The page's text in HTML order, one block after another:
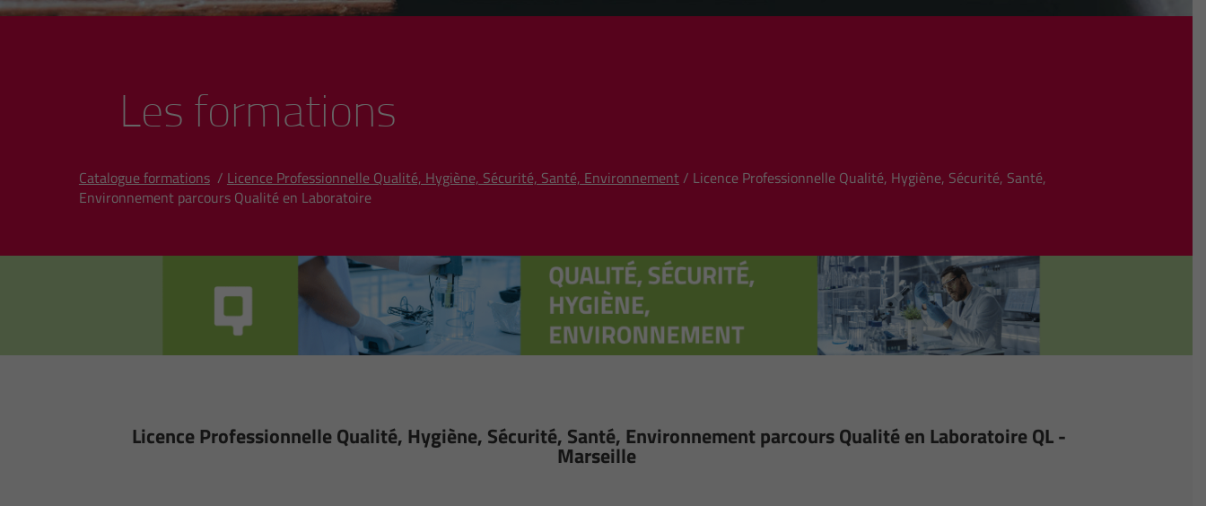
Les formations
Catalogue formations/ Licence Professionnelle Qualité, Hygiène, Sécurité, Santé, Environnement/ Licence Professionnelle Qualité, Hygiène, Sécurité, Santé,
Environnement parcours Qualité en Laboratoire
Licence Professionnelle Qualité, Hygiène, Sécurité, Santé, Environnement parcours Qualité en Laboratoire QL -
Marseille